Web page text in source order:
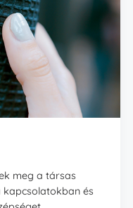
meg a társas
és